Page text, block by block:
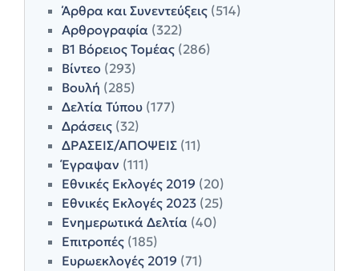
Άρθρα και Συνεντεύξεις (514)
Αρθρογραφία (322)
Β1 Βόρειος Τομέας (286)
Βίντεο (293)
Βουλή (285)
Δελτία Τύπου (177)
Δράσεις (32)
ΔΡΑΣΕΙΣ/ΑΠΟΨΕΙΣ (11)
Έγραψαν (111)
Εθνικές Εκλογές 2019 (20)
Εθνικές Εκλογές 2023 (25)
Ενημερωτικά Δελτία (40)
Επιτροπές (185)
Ευρωεκλογές 2019 (71)